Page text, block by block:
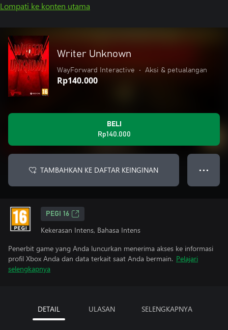
Lompati ke konten utama
Writer Unknown
WayForward Interactive • Aksi & petualangan
Rp140.000
BELI
Rp140.000
TAMBAHKAN KE DAFTAR KEINGINAN ● ● ●
PEGI 16
Kekerasan Intens, Bahasa Intens
Penerbit game yang Anda luncurkan menerima akses ke informasi
profil Xbox Anda dan data terkait saat Anda bermain. Pelajari
selengkapnya
DETAIL ULASAN SELENGKAPNYA